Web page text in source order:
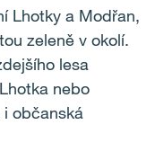
Lhotky a Modřan,
zeleně v okolí.
lesa
nebo
i občanská